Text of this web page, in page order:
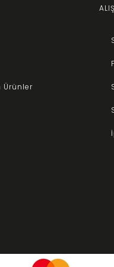
yönelin.
Web sitemizi
Ürünler